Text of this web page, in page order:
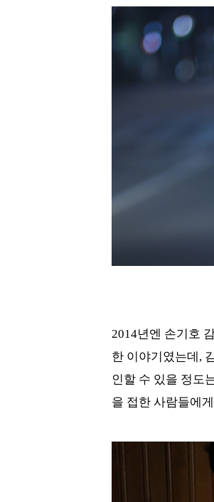
2014년엔 손기호
한 이야기였는데,
인할 수 있을 정도
을 접한 사람들에